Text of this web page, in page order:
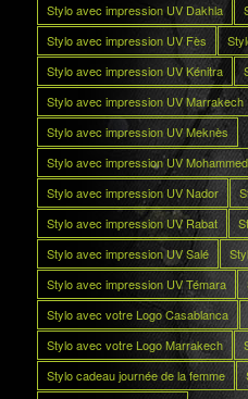
Stylo avec impression UV Dakhla
Stylo avec impression UV Fès
Stylo avec impression UV Kénitra
Stylo avec impression UV Marrakech
Stylo avec impression UV Meknès
Stylo avec impression UV
Stylo avec impression UV Nador
Stylo avec impression UV Rabat
Stylo avec impression UV Salé
Stylo avec impression UV Témara
Stylo avec votre Logo Casablanca
Stylo avec votre Logo Marrakech
Stylo cadeau journée de la femme